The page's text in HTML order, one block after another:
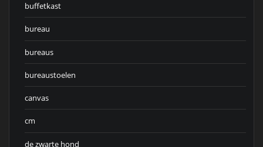
buffetkast
bureau
bureaus
bureaustoelen
canvas
cm
de zwarte hond